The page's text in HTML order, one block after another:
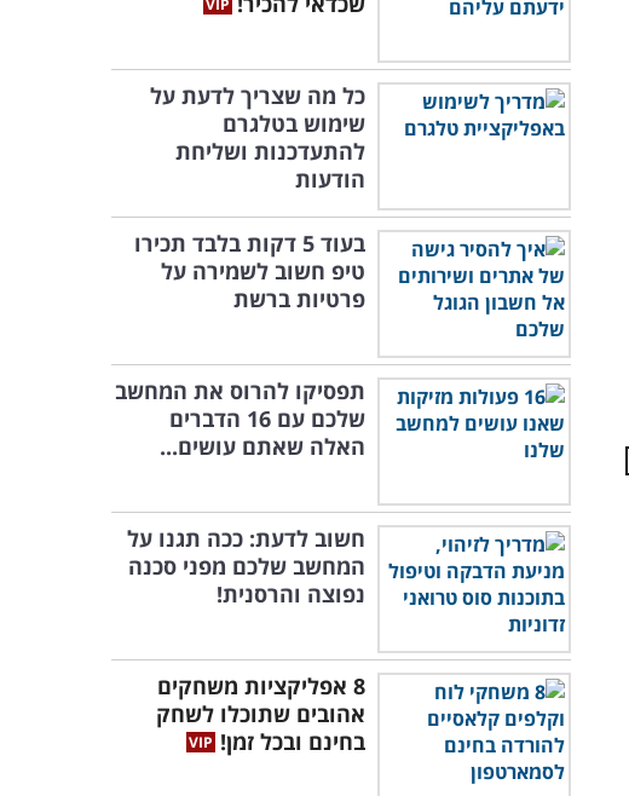
כל מה שצריך לדעת על
שימוש בטלגרם
להתעדכנות ושליחת
הודעות
בעוד 5 דקות בלבד תכירו
טיפ חשוב לשמירה על
פרטיות ברשת
תפסיקו להרוס את המחשב
שלכם עם 16 הדברים
האלה שאתם עושים...
חשוב לדעת: ככה תגנו על
המחשב שלכם מפני סכנה
נפוצה והרסנית!
8 אפליקציות משחקים
אהובים שתוכלו לשחק
בחינם ובכל זמן!